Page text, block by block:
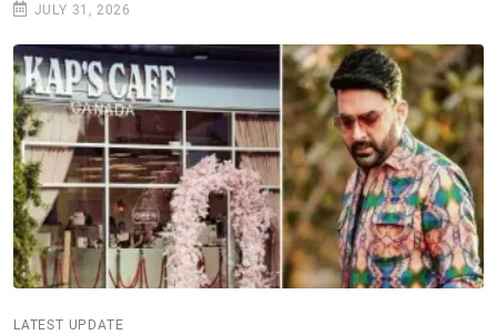
JULY 31, 2026
LATEST UPDATE